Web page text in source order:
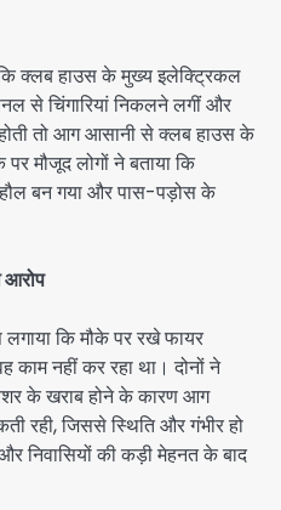
कि क्लब हाउस के मुख्य इलेक्ट्रिकल
से चिंगारियां निकलने लगीं और
तो आग आसानी से क्लब हाउस के
मौजूद लोगों ने बताया कि
बन गया और पास-पड़ोस के
आरोप
कि मौके पर रखे फायर
काम नहीं कर रहा था। दोनों ने
के खराब होने के कारण आग
रही, जिससे स्थिति और गंभीर हो
निवासियों की कड़ी मेहनत के बाद